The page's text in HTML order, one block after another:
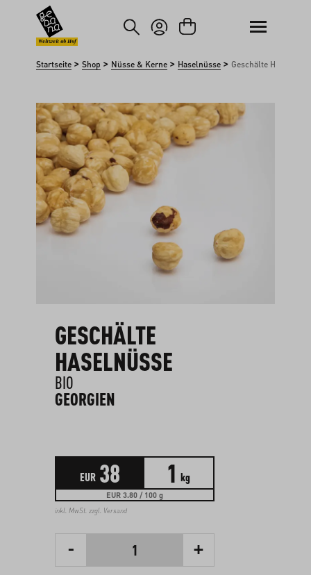
Hauptinhalt springen
Zur Suche springen
Weltweit ab Hof
Startseite > Shop > Nüsse & Kerne > Haselnüsse > Geschälte
Bildergalerie überspringen
GESCHÄLTE
HASELNÜSSE
BIO
GEORGIEN
EUR 38 1 kg
EUR 3.80 / 100 g
inkl. MwSt. zzgl. Versand
- 1 +